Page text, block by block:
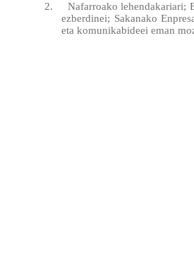
2.
Nafarroako lehendakariari;
ezberdinei; Sakanako
eta komunikabideei eman